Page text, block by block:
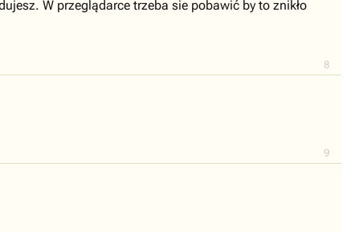
8
W przeglądarce trzeba sie pobawić by to znikło
9